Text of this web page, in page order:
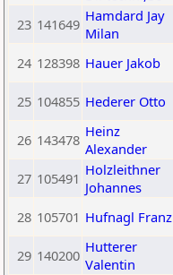
23 141649 Hamdard Jay
Milan
24 128398 Hauer Jakob
25 104855 Hederer Otto
26 143478 Heinz
Alexander
27 105491 Holzleithner
Johannes
28 105701 Hufnagl Franz
29 140200 Hutterer
Valentin